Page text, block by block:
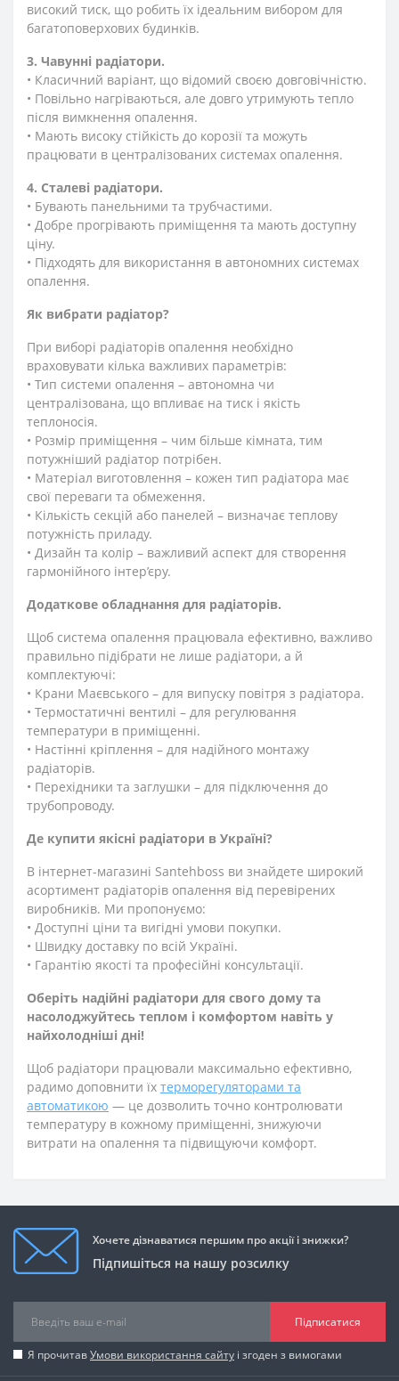
високий тиск, що робить їх ідеальним вибором для
багатоповерхових будинків.
3. Чавунні радіатори.
• Класичний варіант, що відомий своєю довговічністю.
• Повільно нагріваються, але довго утримують тепло
після вимкнення опалення.
• Мають високу стійкість до корозії та можуть
працювати в централізованих системах опалення.
4. Сталеві радіатори.
• Бувають панельними та трубчастими.
• Добре прогрівають приміщення та мають доступну
ціну.
• Підходять для використання в автономних системах
опалення.
Як вибрати радіатор?
При виборі радіаторів опалення необхідно
враховувати кілька важливих параметрів:
• Тип системи опалення – автономна чи
централізована, що впливає на тиск і якість
теплоносія.
• Розмір приміщення – чим більше кімната, тим
потужніший радіатор потрібен.
• Матеріал виготовлення – кожен тип радіатора має
свої переваги та обмеження.
• Кількість секцій або панелей – визначає теплову
потужність приладу.
• Дизайн та колір – важливий аспект для створення
гармонійного інтер’єру.
Додаткове обладнання для радіаторів.
Щоб система опалення працювала ефективно, важливо
правильно підібрати не лише радіатори, а й
комплектуючі:
• Крани Маєвського – для випуску повітря з радіатора.
• Термостатичні вентилі – для регулювання
температури в приміщенні.
• Настінні кріплення – для надійного монтажу
радіаторів.
• Перехідники та заглушки – для підключення до
трубопроводу.
Де купити якісні радіатори в Україні?
В інтернет-магазині Santehboss ви знайдете широкий
асортимент радіаторів опалення від перевірених
виробників. Ми пропонуємо:
• Доступні ціни та вигідні умови покупки.
• Швидку доставку по всій Україні.
• Гарантію якості та професійні консультації.
Оберіть надійні радіатори для свого дому та
насолоджуйтесь теплом і комфортом навіть у
найхолодніші дні!
Щоб радіатори працювали максимально ефективно,
радимо доповнити їх терморегуляторами та
автоматикою — це дозволить точно контролювати
температуру в кожному приміщенні, знижуючи
витрати на опалення та підвищуючи комфорт.
Хочете дізнаватися першим про акції і знижки?
Підпишіться на нашу розсилку
Підписатися
Я прочитавУмови використання сайту і згоден з вимогами